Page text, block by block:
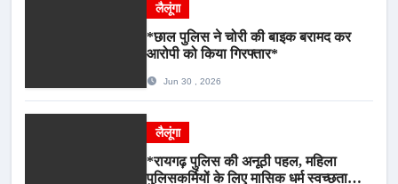
लैलूंगा
*छाल पुलिस ने चोरी की बाइक बरामद कर
आरोपी को किया गिरफ्तार*
Jun 30 , 2026
लैलूंगा
*रायगढ़ पुलिस की अनूठी पहल, महिला
पुलिसकर्मियों के लिए मासिक धर्म स्वच्छता